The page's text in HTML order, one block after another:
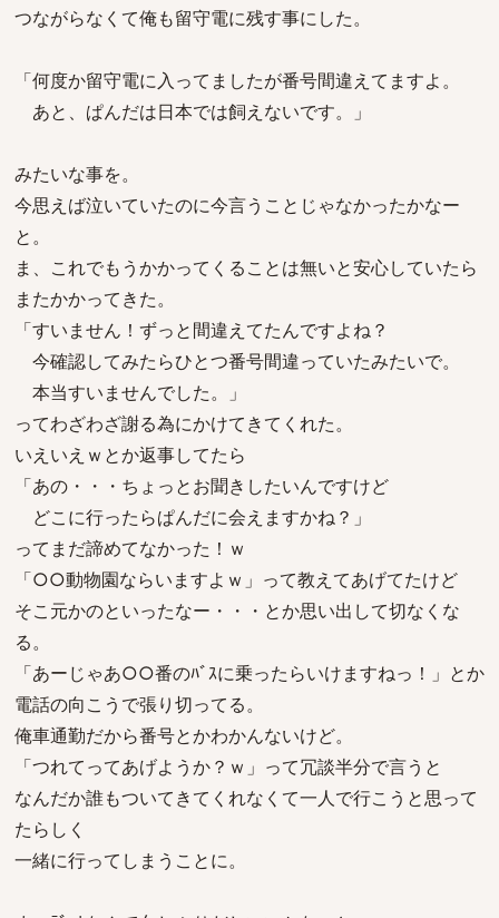
つながらなくて俺も留守電に残す事にした。
「何度か留守電に入ってましたが番号間違えてますよ。
あと、ぱんだは日本では飼えないです。」
みたいな事を。
今思えば泣いていたのに今言うことじゃなかったかなー
と。
ま、これでもうかかってくることは無いと安心していたら
またかかってきた。
「すいません！ずっと間違えてたんですよね？
今確認してみたらひとつ番号間違っていたみたいで。
本当すいませんでした。」
ってわざわざ謝る為にかけてきてくれた。
いえいえｗとか返事してたら
「あの・・・ちょっとお聞きしたいんですけど
どこに行ったらぱんだに会えますかね？」
ってまだ諦めてなかった！ｗ
「○○動物園ならいますよｗ」って教えてあげてたけど
そこ元かのといったなー・・・とか思い出して切なくな
る。
「あーじゃあ○○番のﾊﾞｽに乗ったらいけますねっ！」とか
電話の向こうで張り切ってる。
俺車通勤だから番号とかわかんないけど。
「つれてってあげようか？ｗ」って冗談半分で言うと
なんだか誰もついてきてくれなくて一人で行こうと思って
たらしく
一緒に行ってしまうことに。